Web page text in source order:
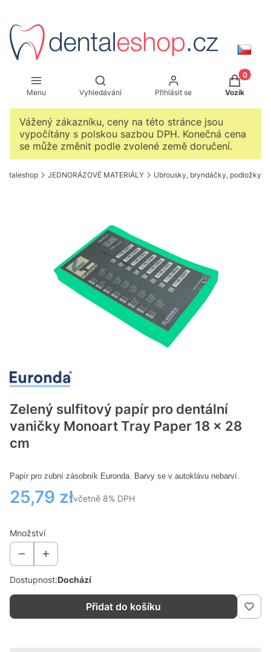
Menu
Otevřít vyhledávač
Vyhledávání Přihlásit se Vozík
Vážený zákazníku, ceny na této stránce jsou
vypočítány s polskou sazbou DPH. Konečná cena
se může změnit podle zvolené země doručení.
JEDNORÁZOVÉ MATERIÁLY Ubrousky, bryndáčky, podložky
Zelený sulfitový papír pro dentální
vaničky Monoart Tray Paper 18 x 28
cm
Papír pro zubní zásobník Euronda. Barvy se v autoklávu nebarví.
Cena
25,79 złvčetně 8% DPH
včetně 8% DPH
Množství
Dostupnost:Dochází
Přidat do košíku